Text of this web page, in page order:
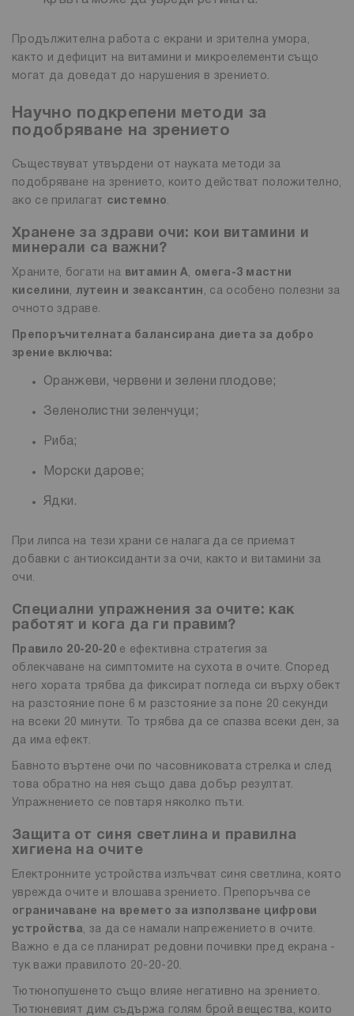
Продължителна работа с екрани и зрителна умора,
както и дефицит на витамини и микроелементи също
могат да доведат до нарушения в зрението.
Научно подкрепени методи за
подобряване на зрението
Съществуват утвърдени от науката методи за
подобряване на зрението, които действат положително,
ако се прилагат системно.
Хранене за здрави очи: кои витамини и
минерали са важни?
Храните, богати на витамин А, омега-3 мастни
киселини,лутеин и зеаксантин , са особено полезни за
очното здраве.
Препоръчителната балансирана диета за добро
зрение включва:
Оранжеви, червени и зелени плодове;
Зеленолистни зеленчуци;
Риба;
Морски дарове;
Ядки.
При липса на тези храни се налага да се приемат
добавки с антиоксиданти за очи, както и витамини за
очи.
Специални упражнения за очите: как
работят и кога да ги правим?
Правило 20-20-20е ефективна стратегия за
облекчаване на симптомите на сухота в очите. Според
него хората трябва да фиксират погледа си върху обект
на разстояние поне 6 м разстояние за поне 20 секунди
на всеки 20 минути. То трябва да се спазва всеки ден, за
да има ефект.
Бавното въртене очи по часовниковата стрелка и след
това обратно на нея също дава добър резултат.
Упражнението се повтаря няколко пъти.
Защита от синя светлина и правилна
хигиена на очите
Електронните устройства излъчват синя светлина, която
уврежда очите и влошава зрението. Препоръчва се
ограничаване на времето за използване цифрови
устройства, за да се намали напрежението в очите.
Важно е да се планират редовни почивки пред екрана -
тук важи правилото 20-20-20.
Тютюнопушенето също влияе негативно на зрението.
Тютюневият дим съдържа голям брой вещества, които